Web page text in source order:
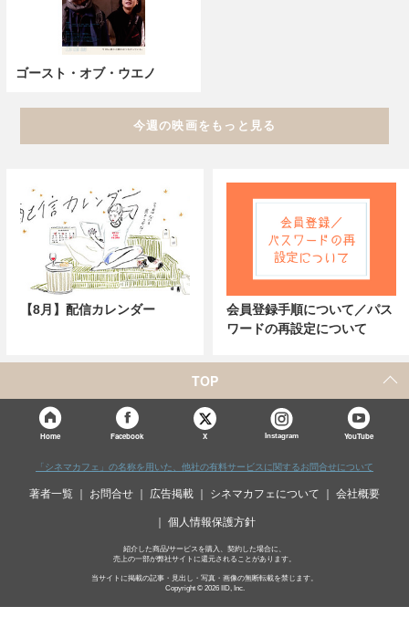
ゴースト・オブ・ウエノ
今週の映画をもっと見る
【8月】配信カレンダー
会員登録手順について／パス
ワードの再設定について
TOP
Home Facebook X Instagram YouTube
「シネマカフェ」の名称を用いた、他社の有料サービスに関するお問合せについて
著者一覧 お問合せ 広告掲載 シネマカフェについて 会社概要
個人情報保護方針
紹介した商品/サービスを購入、契約した場合に、
売上の一部が弊社サイトに還元されることがあります。
当サイトに掲載の記事・見出し・写真・画像の無断転載を禁じます。
Copyright © 2026 IID, Inc.